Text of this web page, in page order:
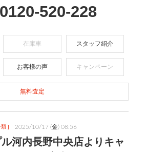
0120-520-228
在庫車 スタッフ紹介
お客様の声 キャンペーン
無料査定
] 2025/10/17 (金) 08:56
河内長野中央店よりキャ